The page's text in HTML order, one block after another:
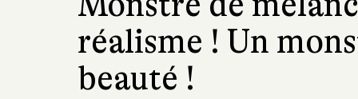
réalisme ! Un
beauté !